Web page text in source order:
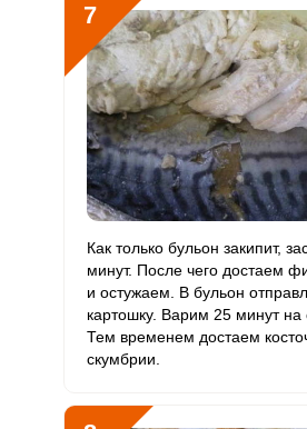
7
Как только бульон закипит,
минут. После чего достаем
и остужаем. В бульон
картошку. Варим 25 минут на
Тем временем достаем
скумбрии.